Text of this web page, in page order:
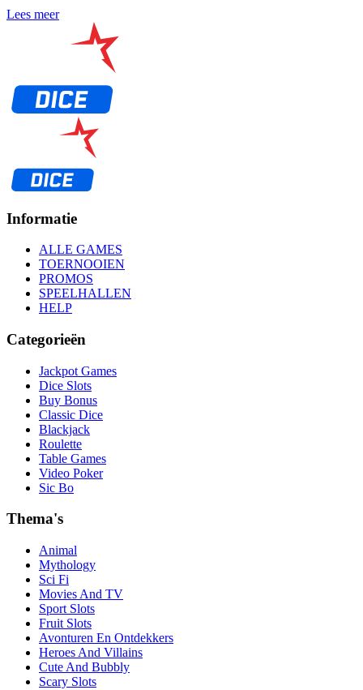
Lees meer
Informatie
ALLE GAMES
TOERNOOIEN
PROMOS
SPEELHALLEN
HELP
Categorieën
Jackpot Games
Dice Slots
Buy Bonus
Classic Dice
Blackjack
Roulette
Table Games
Video Poker
Sic Bo
Thema's
Animal
Mythology
Sci Fi
Movies And TV
Sport Slots
Fruit Slots
Avonturen En Ontdekkers
Heroes And Villains
Cute And Bubbly
Scary Slots